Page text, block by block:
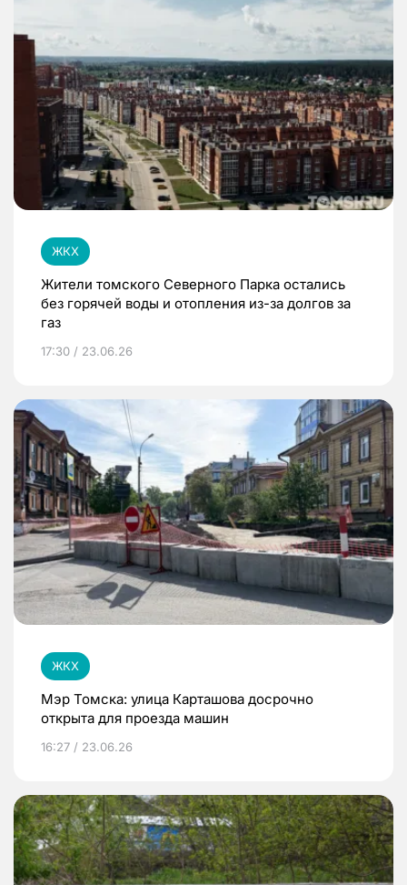
ЖКХ
Жители томского Северного Парка остались
без горячей воды и отопления из-за долгов за
газ
17:30 / 23.06.26
ЖКХ
Мэр Томска: улица Карташова досрочно
открыта для проезда машин
16:27 / 23.06.26